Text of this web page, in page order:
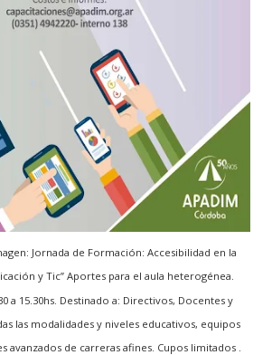
Jornada de Formación: Accesibilidad en la
y Tic” Aportes para el aula heterogénea.
a 15.30hs. Destinado a: Directivos, Docentes y
las modalidades y niveles educativos, equipos
avanzados de carreras afines. Cupos limitados .